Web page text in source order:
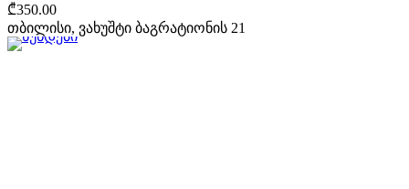
₾350.00
თბილისი, ვახუშტი ბაგრატიონის 21